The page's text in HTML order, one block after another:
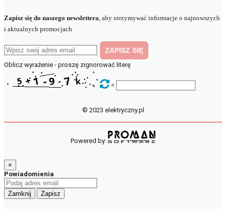
Zapisz się do naszego newslettera , aby otrzymywać informacje o najnowszych
i aktualnych promocjach
Oblicz wyrażenie - proszę zignorować literę
=
© 2023 elektryczny.pl
Powered by:
×
Powiadomienia
Zamknij Zapisz